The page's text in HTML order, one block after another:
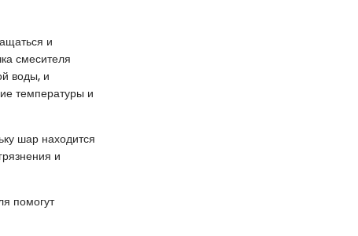
и
смесителя
воды, и
температуры и
шар находится
и
помогут